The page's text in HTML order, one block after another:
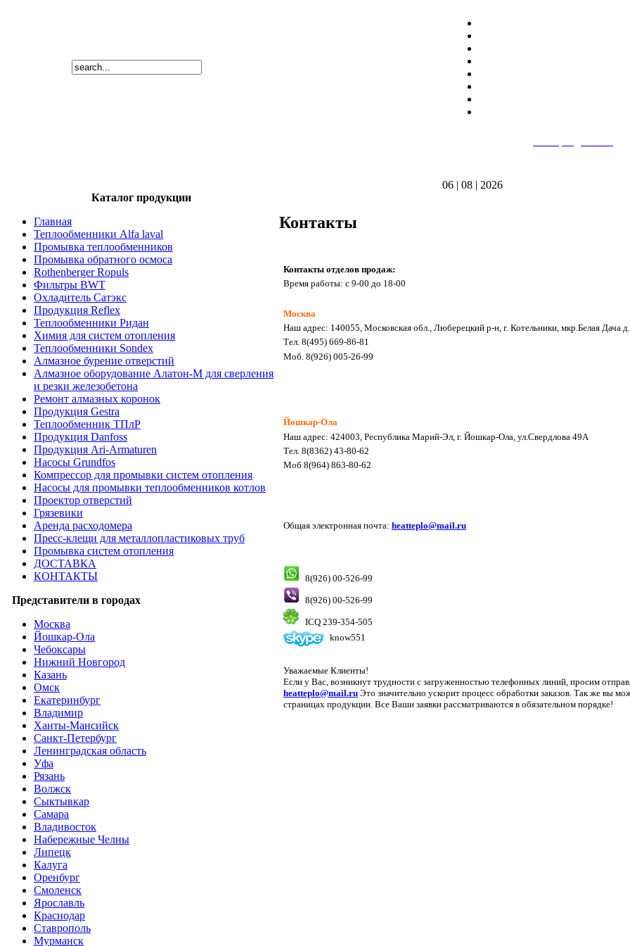
06 | 08 | 2026
Каталог продукции
Главная
Теплообменники Alfa laval
Промывка теплообменников
Промывка обратного осмоса
Rothenberger Ropuls
Фильтры BWT
Охладитель Сатэкс
Продукция Reflex
Теплообменники Ридан
Химия для систем отопления
Теплообменники Sondex
Алмазное бурение отверстий
Алмазное оборудование Алатон-М для сверления
и резки железобетона
Ремонт алмазных коронок
Продукция Gestra
Теплообменник ТПлР
Продукция Danfoss
Продукция Ari-Armaturen
Насосы Grundfos
Компрессор для промывки систем отопления
Насосы для промывки теплообменников котлов
Проектор отверстий
Грязевики
Аренда расходомера
Пресс-клещи для металлопластиковых труб
Промывка систем отопления
ДОСТАВКА
КОНТАКТЫ
Представители в городах
Москва
Йошкар-Ола
Чебоксары
Нижний Новгород
Казань
Омск
Екатеринбург
Владимир
Ханты-Мансийск
Санкт-Петербург
Ленинградская область
Уфа
Рязань
Волжск
Сыктывкар
Самара
Владивосток
Набережные Челны
Липецк
Калуга
Оренбург
Смоленск
Ярославль
Краснодар
Ставрополь
Мурманск
Контакты
Контакты отделов продаж:
Время работы: с 9-00 до 18-00
Москва
Наш адрес: 140055, Московская обл., Люберецкий р-н, г. Котельники, мкр.Белая Дача
Тел. 8(495) 669-86-81
Моб. 8(926) 005-26-99
Йошкар-Ола
Наш адрес: 424003, Республика Марий-Эл, г. Йошкар-Ола, ул.Свердлова 49А
Тел. 8(8362) 43-80-62
Моб 8(964) 863-80-62
Общая электронная почта: heatteplo@mail.ru
8(926) 00-526-99
8(926) 00-526-99
ICQ 239-354-505
know551
Уважаемые Клиенты!
Если у Вас, возникнут трудности с загруженностью телефонных линий, просим
heatteplo@mail.ru Это значительно ускорит процесс обработки заказов. Так же вы
страницах продукции. Все Ваши заявки рассматриваются в обязательном порядке!